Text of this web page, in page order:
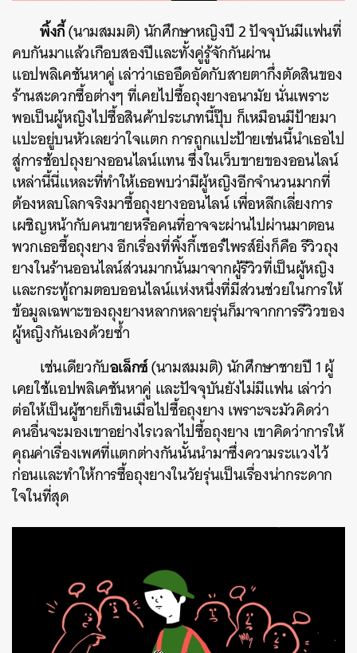
พิ้งกี้(นามสมมติ) นักศึกษาหญิงปี 2 ปัจจุบันมีแฟนที่
คบกันมาแล้วเกือบสองปีและทั้งคู่รู้จักกันผ่าน
แอปพลิเคชันหาคู่ เล่าว่าเธออึดอัดกับสายตากึ่งตัดสินของ
ร้านสะดวกซื้อต่างๆ ที่เคยไปซื้อถุงยางอนามัย นั่นเพราะ
พอเป็นผู้หญิงไปซื้อสินค้าประเภทนี้ปุ๊บ ก็เหมือนมีป้ายมา
แปะอยู่บนหัวเลยว่าใจแตก การถูกแปะป้ายเช่นนี้นำเธอไป
สู่การช้อปถุงยางออนไลน์แทน ซึ่งในเว็บขายของออนไลน์
เหล่านี้นี่แหละที่ทำให้เธอพบว่ามีผู้หญิงอีกจำนวนมากที่
ต้องหลบโลกจริงมาซื้อถุงยางออนไลน์ เพื่อหลีกเลี่ยงการ
เผชิญหน้ากับคนขายหรือคนที่อาจจะผ่านไปผ่านมาตอน
พวกเธอซื้อถุงยาง อีกเรื่องที่พิ้งกี้เซอร์ไพรส์ยิ่งก็คือ รีวิวถุง
ยางในร้านออนไลน์ส่วนมากนั้นมาจากผู้รีวิวที่เป็นผู้หญิง
และกระทู้ถามตอบออนไลน์แห่งหนึ่งที่มีส่วนช่วยในการให้
ข้อมูลเฉพาะของถุงยางหลากหลายรุ่นก็มาจากการรีวิวของ
ผู้หญิงกันเองด้วยซ้ำ
เช่นเดียวกับอเล็กซ์(นามสมมติ) นักศึกษาชายปี 1 ผู้
เคยใช้แอปพลิเคชันหาคู่ และปัจจุบันยังไม่มีแฟน เล่าว่า
ต่อให้เป็นผู้ชายก็เขินเมื่อไปซื้อถุงยาง เพราะจะมัวคิดว่า
คนอื่นจะมองเขาอย่างไรเวลาไปซื้อถุงยาง เขาคิดว่าการให้
คุณค่าเรื่องเพศที่แตกต่างกันนั้นนำมาซึ่งความระแวงไว้
ก่อนและทำให้การซื้อถุงยางในวัยรุ่นเป็นเรื่องน่ากระดาก
ใจในที่สุด